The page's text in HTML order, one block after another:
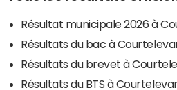
Résultat municipale 2026 à
Résultats du bac à
Résultats du brevet à
Résultats du BTS à